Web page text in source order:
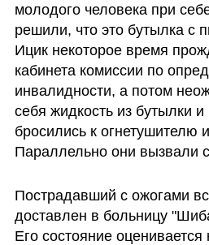
молодого человека при
решили, что это бутылка с
Ицик некоторое время
кабинета комиссии по
инвалидности, а потом
себя жидкость из бутылки
бросились к огнетушителю
Параллельно они вызвали
Пострадавший с ожогами
доставлен в больницу
Его состояние оценивается